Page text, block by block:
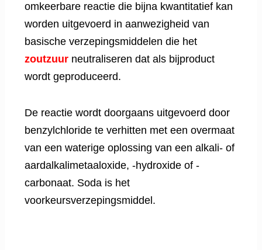
omkeerbare reactie die bijna kwantitatief kan
worden uitgevoerd in aanwezigheid van
basische verzepingsmiddelen die het
zoutzuur neutraliseren dat als bijproduct
wordt geproduceerd.
De reactie wordt doorgaans uitgevoerd door
benzylchloride te verhitten met een overmaat
van een waterige oplossing van een alkali- of
aardalkalimetaaloxide, -hydroxide of -
carbonaat. Soda is het
voorkeursverzepingsmiddel.